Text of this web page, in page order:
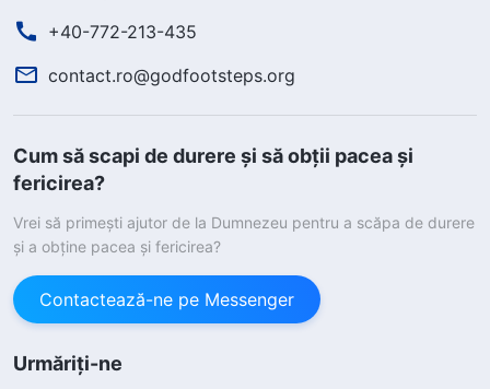
+40-772-213-435
contact.ro@godfootsteps.org
Cum să scapi de durere și să obții pacea și
fericirea?
Vrei să primești ajutor de la Dumnezeu pentru a scăpa de durere
și a obține pacea și fericirea?
Contactează-ne pe Messenger
Urmăriți-ne